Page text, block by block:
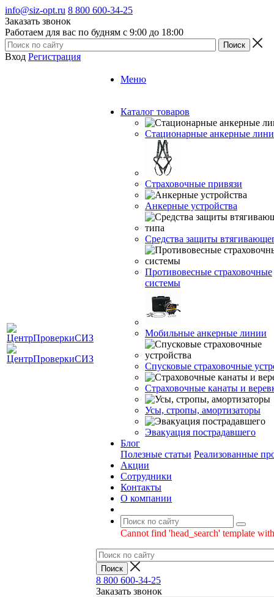
info@siz-opt.ru 8 800 600-34-25
Заказать звонок
Работаем для вас по будням с 9:00 до 18:00
Вход Регистрация
Меню
Каталог товаров
Стационарные анкерные
Страховочные привязи
Анкерные устройства
Средства защиты
Противовесные страховочные
системы
Мобильные анкерные линии
Спусковые страховочные
Страховочные канаты и
Усы, стропы, амортизаторы
Эвакуация пострадавшего
Блог
Полезные статьи Реализованные
Акции
Сотрудники
Контакты
О компании
Cannot find 'head_search' template
8 800 600-34-25
Заказать звонок